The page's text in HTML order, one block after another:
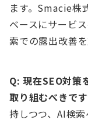
ます。Smacie株
ベースにサービ
索での露出改善
Q: 現在SEO対策
取り組むべきで
持しつつ、AI検